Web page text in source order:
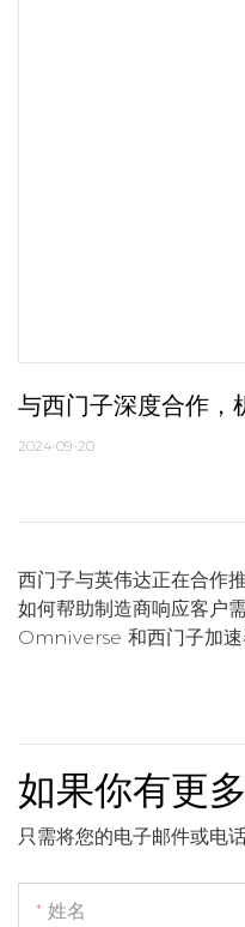
与西门子深度合作，
2024-09-20
西门子与英伟达正在合作
如何帮助制造商响应客户
Omniverse 和西门子加速
如果你有更
只需将您的电子邮件或电
姓名